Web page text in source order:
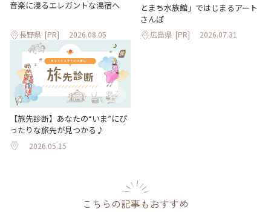
音楽に浸るエレガントな湯宿へ
長野県 [PR] 2026.08.05
とまち水族館」ではじまるアート
さんぽ
広島県 [PR] 2026.07.31
【旅先診断】あなたの“いま”にぴ
ったりな旅先が見つかる♪
2026.05.15
こちらの記事もおすすめ